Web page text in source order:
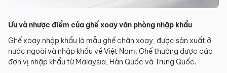
Ưu và nhược điểm của ghế xoay văn phòng nhập khẩu
Ghế xoay nhập khẩu là mẫu ghế chân xoay, được sản xuất ở
nước ngoài và nhập khẩu về Việt Nam. Ghế thường được các
đơn vị nhập khẩu từ Malaysia, Hàn Quốc và Trung Quốc.